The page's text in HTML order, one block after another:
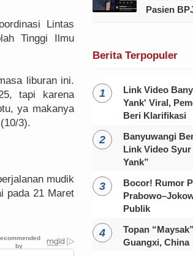
Lintas
Tinggi Ilmu
liburan ini.
tapi karena
ya makanya
3).
mudik
pada 21 Maret
Pasien
Berita Terpopuler
Link Video
Yank' Viral,
Beri Klarifikasi
Banyuwangi
Link Video Syur
Yank”
Bocor! Rumor
Publik
Topan
Guangxi, China